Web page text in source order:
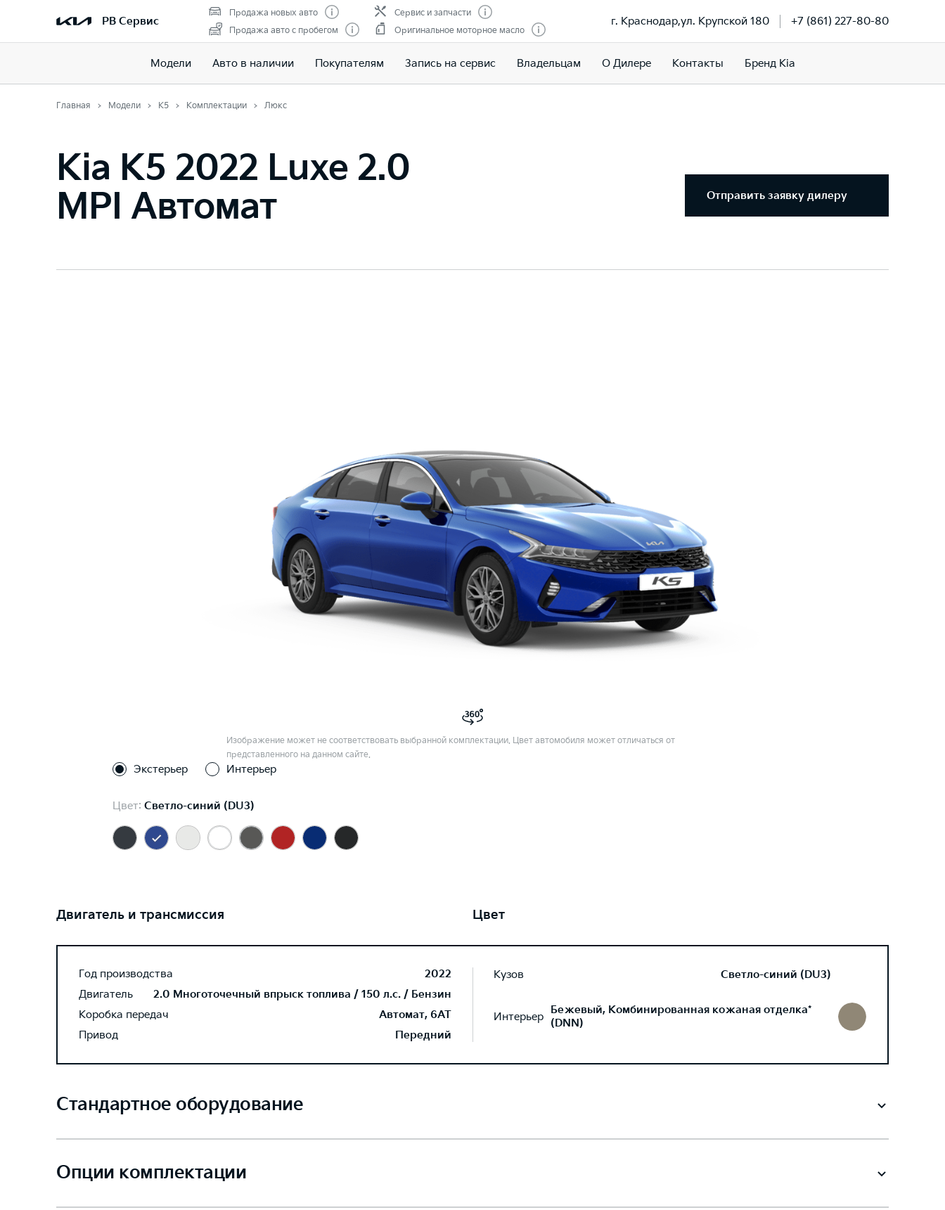
РВ Сервис
Продажа новых авто
Продажа авто с пробегом
Сервис и запчасти
Оригинальное моторное масло
г. Краснодар,ул. Крупской 180 +7 (861) 227-80-80
Модели Авто в наличии Покупателям Запись на сервис Владельцам О Дилере Контакты Бренд Kia
Главная Модели K5 Комплектации Люкс
Kia K5 2022 Luxe 2.0
MPI Автомат
Отправить заявку дилеру
Изображение может не соответствовать выбранной комплектации. Цвет автомобиля может отличаться от
представленного на данном сайте.
Экстерьер Интерьер
Цвет: Светло-синий (DU3)
Двигатель и трансмиссия
Год производства
2022
Двигатель
2.0 Многоточечный впрыск топлива / 150 л.с. / Бензин
Коробка передач
Автомат, 6AT
Привод
Передний
Цвет
Кузов Светло-синий (DU3)
Интерьер Бежевый, Комбинированная кожаная отделка*
(DNN)
Стандартное оборудование
Опции комплектации